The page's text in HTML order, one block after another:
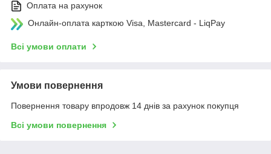
Оплата на рахунок
Онлайн-оплата карткою Visa, Mastercard - LiqPay
Всі умови оплати
Умови повернення
Повернення товару впродовж 14 днів за рахунок покупця
Всі умови повернення